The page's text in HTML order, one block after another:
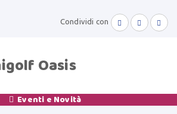
Condividi con   
Oasis
 Eventi e Novità